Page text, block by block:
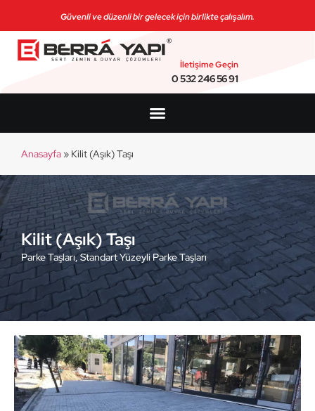
Güvenli ve düzenli bir gelecek için birlikte çalışalım.
İletişime Geçin
0 532 246 56 91
Anasayfa » Kilit (Aşık) Taşı
Kilit (Aşık) Taşı
Parke Taşları, Standart Yüzeyli Parke Taşları